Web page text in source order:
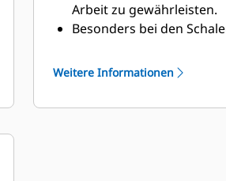
Arbeit zu gewährleisten.
Besonders bei den
Materialien zum Einsatz.
Staubschutzdichtungen
Weitere Informationen